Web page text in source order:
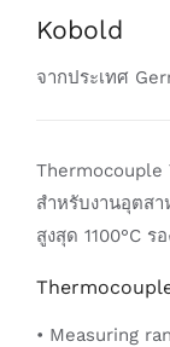
Kobold
จากประเทศ
Thermocouple
สำหรับงานอุตส
สูงสุด 1100°C ร
• Measuring